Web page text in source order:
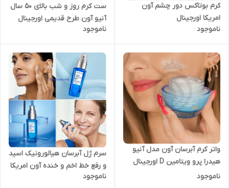
کرم بوتاکس دور چشم آون
امریکا اورجینال
ناموجود
ست کرم روز و شب بالای ۵۰ سال
آنیو آون طرح قدیمی اورجینال
ناموجود
واتر کرم آبرسان آون مدل آنیو
هیدرا پرو ویتامین D اورجینال
ناموجود
سرم ژل آبرسان هیالورونیک اسید
و رفع خط اخم و خنده آون امریکا
اورجینال
ناموجود